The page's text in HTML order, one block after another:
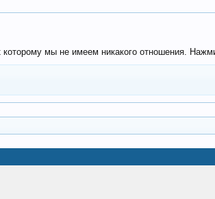
мы не имеем никакого отношения.